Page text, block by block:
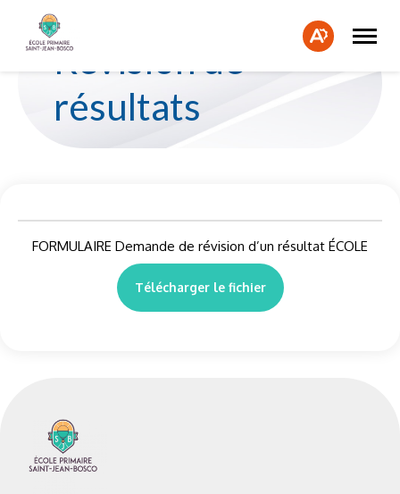
Ouvrir
la
la
site
Révision de
résultats
FORMULAIRE Demande de révision d’un résultat ÉCOLE
Télécharger le fichier